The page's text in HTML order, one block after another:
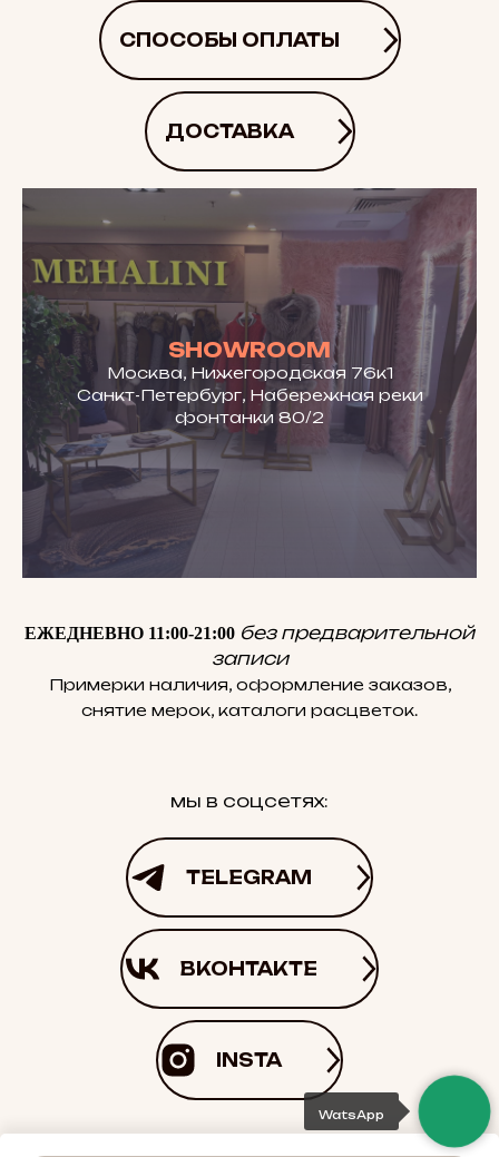
WatsApp
СПОСОБЫ ОПЛАТЫ
ДОСТАВКА
SHOWROOM
Москва, Нижегородская 76к1
Санкт-Петербург, Набережная реки
фонтанки 80/2
ЕЖЕДНЕВНО 11:00-21:00 без предварительной
записи
Примерки наличия, оформление заказов,
снятие мерок, каталоги расцветок.
мы в соцсетях:
TELEGRAM
ВКОНТАКТЕ
INSTA